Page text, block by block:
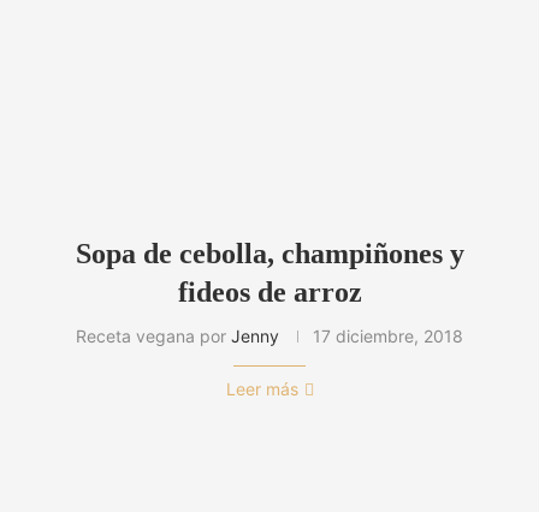
Sopa de cebolla, champiñones y
fideos de arroz
Receta vegana por Jenny 17 diciembre, 2018
Leer más